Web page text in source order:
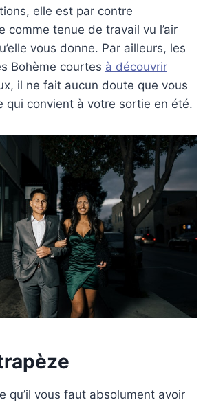
elle est par contre
comme tenue de travail vu l’air
vous donne. Par ailleurs, les
Bohème courtes à découvrir
il ne fait aucun doute que vous
qui convient à votre sortie en été.
qu’il vous faut absolument avoir